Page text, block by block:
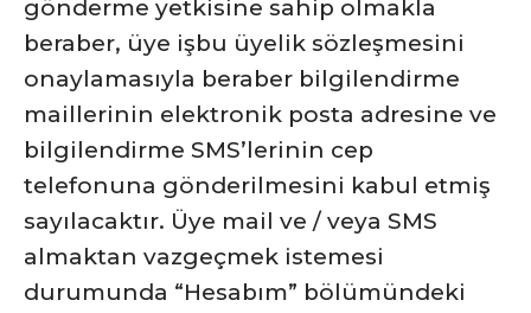
gönderme yetkisine sahip olmakla
beraber, üye işbu üyelik sözleşmesini
onaylamasıyla beraber bilgilendirme
maillerinin elektronik posta adresine ve
bilgilendirme SMS’lerinin cep
telefonuna gönderilmesini kabul etmiş
sayılacaktır. Üye mail ve / veya SMS
almaktan vazgeçmek istemesi
durumunda “Hesabım” bölümündeki